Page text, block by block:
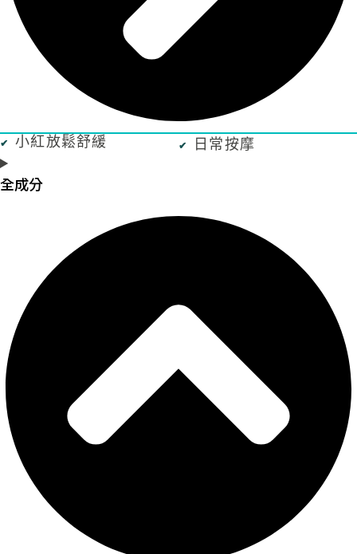
小紅放鬆舒緩 日常按摩
全成分